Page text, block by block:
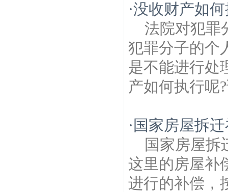
·没收财产如
法院对犯罪
犯罪分子的个
是不能进行处
产如何执行呢
· 国家房屋拆
国家房屋拆
这里的房屋补
进行的补偿，